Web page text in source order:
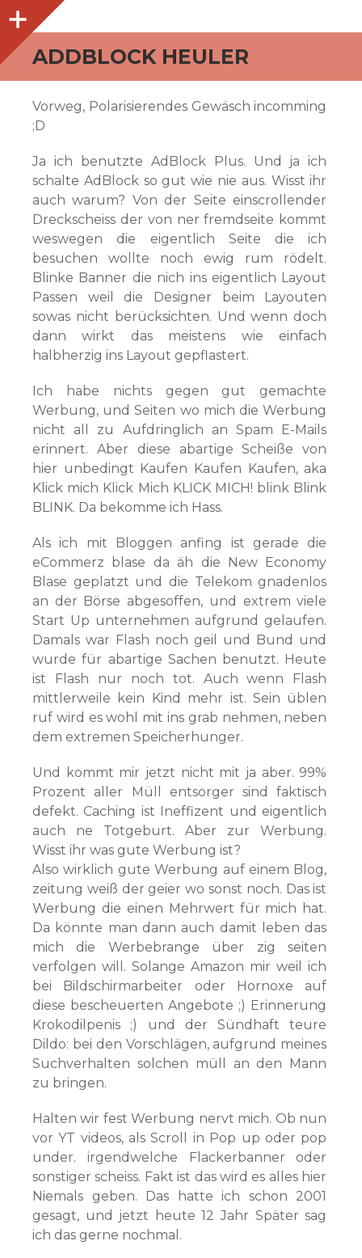
O
p
e
n
i
d
e
b
a
ADDBLOCK HEULER
Vorweg, Polarisierendes Gewäsch incomming
;D
Ja ich benutzte AdBlock Plus. Und ja ich
schalte AdBlock so gut wie nie aus. Wisst ihr
auch warum? Von der Seite einscrollender
Dreckscheiss der von ner fremdseite kommt
weswegen die eigentlich Seite die ich
besuchen wollte noch ewig rum rödelt.
Blinke Banner die nich ins eigentlich Layout
Passen weil die Designer beim Layouten
sowas nicht berücksichten. Und wenn doch
dann wirkt das meistens wie einfach
halbherzig ins Layout gepflastert.
Ich habe nichts gegen gut gemachte
Werbung, und Seiten wo mich die Werbung
nicht all zu Aufdringlich an Spam E-Mails
erinnert. Aber diese abartige Scheiße von
hier unbedingt Kaufen Kaufen Kaufen, aka
Klick mich Klick Mich KLICK MICH! blink Blink
BLINK. Da bekomme ich Hass.
Als ich mit Bloggen anfing ist gerade die
eCommerz blase da äh die New Economy
Blase geplatzt und die Telekom gnadenlos
an der Börse abgesoffen, und extrem viele
Start Up unternehmen aufgrund gelaufen.
Damals war Flash noch geil und Bund und
wurde für abartige Sachen benutzt. Heute
ist Flash nur noch tot. Auch wenn Flash
mittlerweile kein Kind mehr ist. Sein üblen
ruf wird es wohl mit ins grab nehmen, neben
dem extremen Speicherhunger.
Und kommt mir jetzt nicht mit ja aber. 99%
Prozent aller Müll entsorger sind faktisch
defekt. Caching ist Ineffizent und eigentlich
auch ne Totgeburt. Aber zur Werbung.
Wisst ihr was gute Werbung ist?
Also wirklich gute Werbung auf einem Blog,
zeitung weiß der geier wo sonst noch. Das ist
Werbung die einen Mehrwert für mich hat.
Da könnte man dann auch damit leben das
mich die Werbebrange über zig seiten
verfolgen will. Solange Amazon mir weil ich
bei Bildschirmarbeiter oder Hornoxe auf
diese bescheuerten Angebote ;) Erinnerung
Krokodilpenis ;) und der Sündhaft teure
Dildo: bei den Vorschlägen, aufgrund meines
Suchverhalten solchen müll an den Mann
zu bringen.
Halten wir fest Werbung nervt mich. Ob nun
vor YT videos, als Scroll in Pop up oder pop
under. irgendwelche Flackerbanner oder
sonstiger scheiss. Fakt ist das wird es alles hier
Niemals geben. Das hatte ich schon 2001
gesagt, und jetzt heute 12 Jahr Später sag
ich das gerne nochmal.